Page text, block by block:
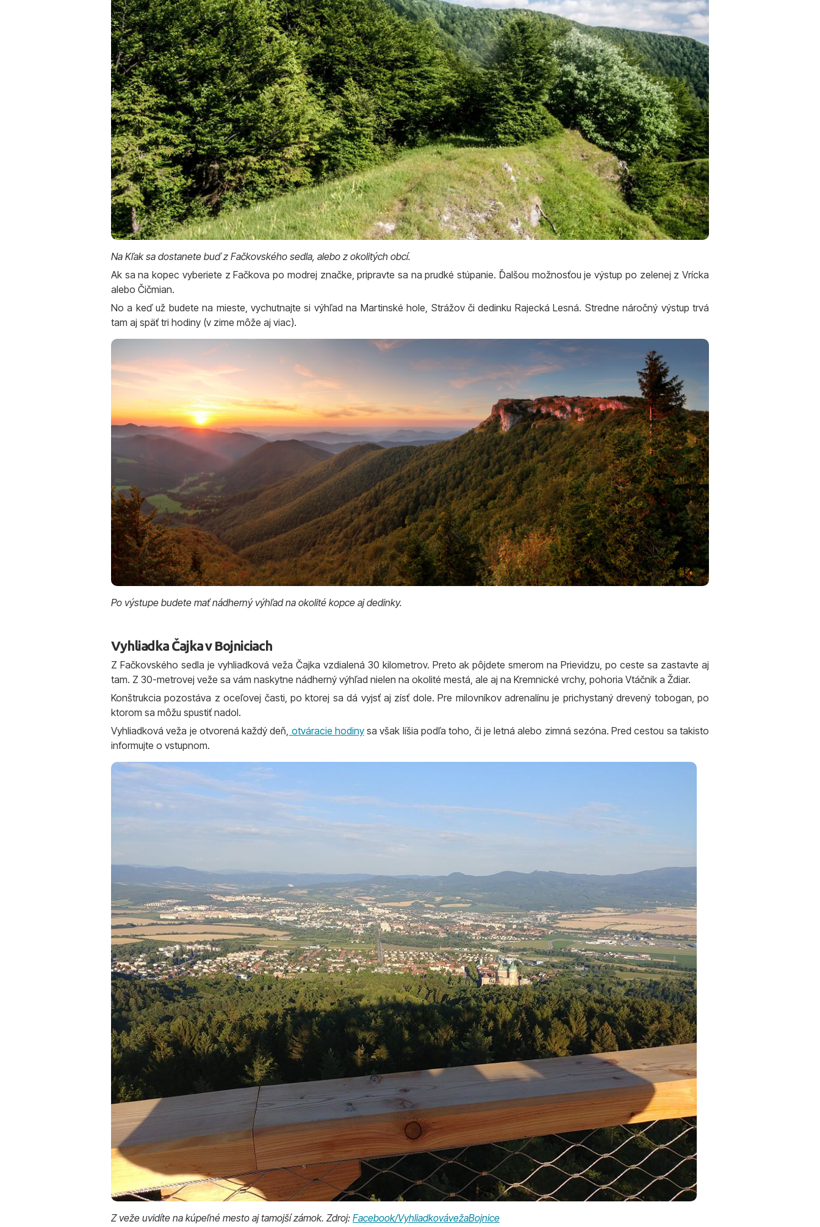
Na Kľak sa dostanete buď z Fačkovského sedla, alebo z okolitých obcí.
Ak sa na kopec vyberiete z Fačkova po modrej značke, pripravte sa na prudké stúpanie. Ďalšou možnosťou je výstup po zelenej z Vrícka
alebo Čičmian.
No a keď už budete na mieste, vychutnajte si výhľad na Martinské hole, Strážov či dedinku Rajecká Lesná. Stredne náročný výstup trvá
tam aj späť tri hodiny (v zime môže aj viac).
Po výstupe budete mať nádherný výhľad na okolité kopce aj dedinky.
Vyhliadka Čajka v Bojniciach
Z Fačkovského sedla je vyhliadková veža Čajka vzdialená 30 kilometrov. Preto ak pôjdete smerom na Prievidzu, po ceste sa zastavte aj
tam. Z 30-metrovej veže sa vám naskytne nádherný výhľad nielen na okolité mestá, ale aj na Kremnické vrchy, pohoria Vtáčnik a Ždiar.
Konštrukcia pozostáva z oceľovej časti, po ktorej sa dá vyjsť aj zísť dole. Pre milovníkov adrenalínu je prichystaný drevený tobogan, po
ktorom sa môžu spustiť nadol.
Vyhliadková veža je otvorená každý deň, otváracie hodinysa však líšia podľa toho, či je letná alebo zimná sezóna. Pred cestou sa takisto
informujte o vstupnom.
Z veže uvidíte na kúpeľné mesto aj tamojší zámok. Zdroj: Facebook/VyhliadkovávežaBojnice